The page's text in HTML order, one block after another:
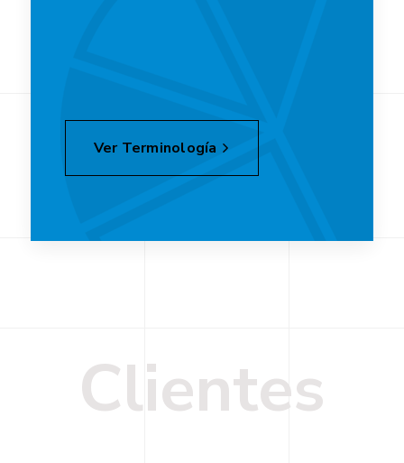
Ver Terminología
Clientes